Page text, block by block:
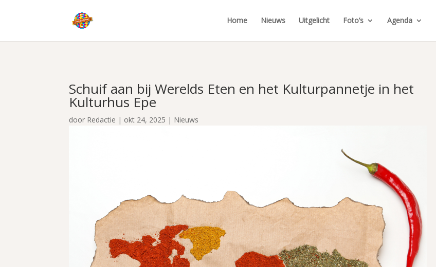
Home Nieuws Uitgelicht Foto’s Agenda
Schuif aan bij Werelds Eten en het Kulturpannetje in het
Kulturhus Epe
door Redactie | okt 24, 2025 | Nieuws